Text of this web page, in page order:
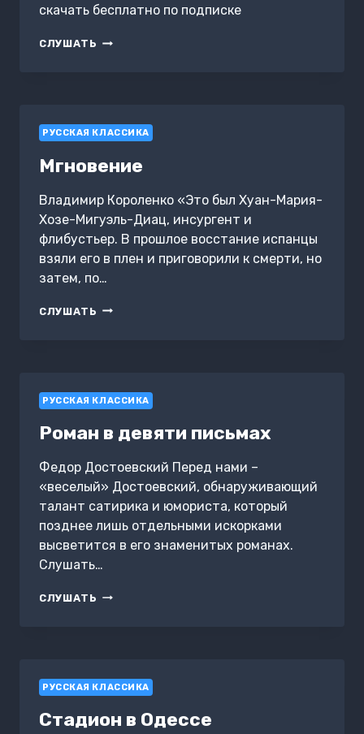
скачать бесплатно по подписке
СЛУШАТЬ БЛАГОДАРНАЯ
РУССКАЯ КЛАССИКА
Мгновение
Владимир Короленко «Это был Хуан-Мария-
Хозе-Мигуэль-Диац, инсургент и
флибустьер. В прошлое восстание испанцы
взяли его в плен и приговорили к смерти, но
затем, по…
СЛУШАТЬ МГНОВЕНИЕ
РУССКАЯ КЛАССИКА
Роман в девяти письмах
Федор Достоевский Перед нами –
«веселый» Достоевский, обнаруживающий
талант сатирика и юмориста, который
позднее лишь отдельными искорками
высветится в его знаменитых романах.
Слушать…
СЛУШАТЬ РОМАН
РУССКАЯ КЛАССИКА
Стадион в Одессе